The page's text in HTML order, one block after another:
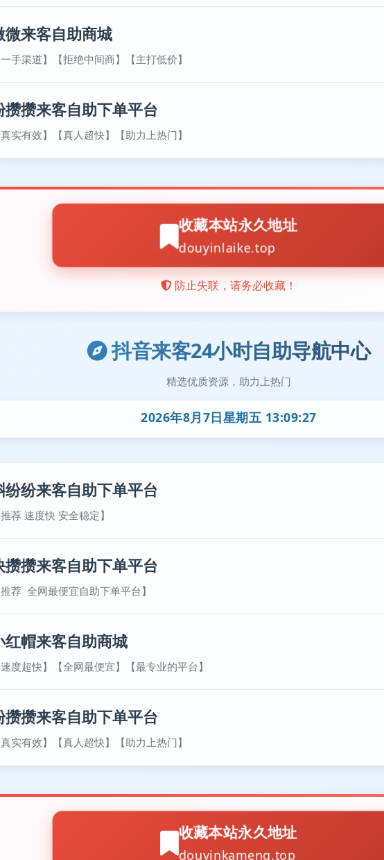
抖音来客24小时自助导航中心
精选优质资源，助力上热门
2026年8月7日星期五 13:09:27
纷纷来客自助下单平台
推荐 速度快 安全稳定】
攒攒来客自助下单平台
推荐 全网最便宜自助下单平台】
红帽来客自助商城
速度超快】【全网最便宜】【最专业的平台】
攒攒来客自助下单平台
真实有效】【真人超快】【助力上热门】
收藏本站永久地址
douyinkameng.top